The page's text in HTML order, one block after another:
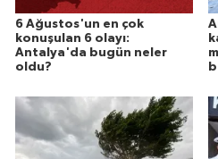
6 Ağustos'un en çok
konuşulan 6 olayı:
Antalya'da bugün neler
oldu?